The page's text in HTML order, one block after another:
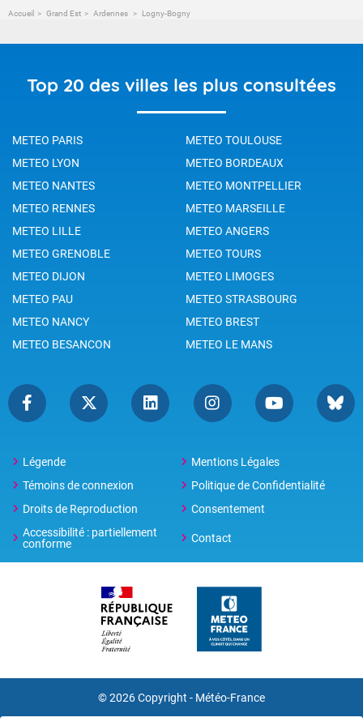
Accueil Grand Est Ardennes Logny-Bogny
Top 20 des villes les plus consultées
METEO PARIS
METEO TOULOUSE
METEO LYON
METEO BORDEAUX
METEO NANTES
METEO MONTPELLIER
METEO RENNES
METEO MARSEILLE
METEO LILLE
METEO ANGERS
METEO GRENOBLE
METEO TOURS
METEO DIJON
METEO LIMOGES
METEO PAU
METEO STRASBOURG
METEO NANCY
METEO BREST
METEO BESANCON
METEO LE MANS
Légende
Mentions Légales
Témoins de connexion
Politique de Confidentialité
Droits de Reproduction
Consentement
Accessibilité : partiellement
conforme
Contact
© 2026 Copyright - Météo-France